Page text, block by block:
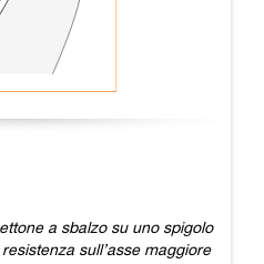
a sbalzo su uno spigolo
sull’asse maggiore